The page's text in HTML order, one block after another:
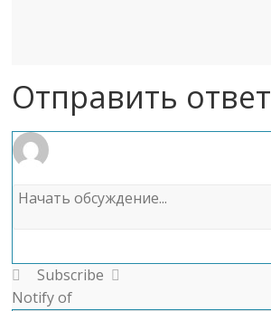
Отправить ответ
Subscribe
Notify of